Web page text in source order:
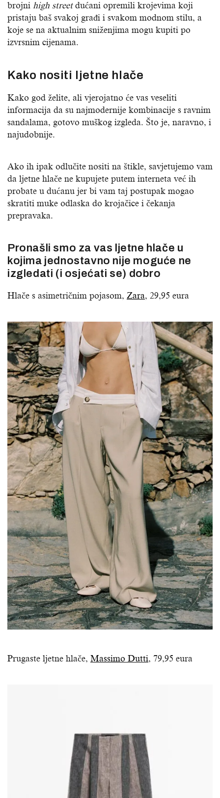
brojni high streetdućani opremili krojevima koji
pristaju baš svakoj građi i svakom modnom stilu, a
koje se na aktualnim sniženjima mogu kupiti po
izvrsnim cijenama.
Kako nositi ljetne hlače
Kako god želite, ali vjerojatno će vas veseliti
informacija da su najmodernije kombinacije s ravnim
sandalama, gotovo muškog izgleda. Što je, naravno, i
najudobnije.
Ako ih ipak odlučite nositi na štikle, savjetujemo vam
da ljetne hlače ne kupujete putem interneta već ih
probate u dućanu jer bi vam taj postupak mogao
skratiti muke odlaska do krojačice i čekanja
prepravaka.
Pronašli smo za vas ljetne hlače u
kojima jednostavno nije moguće ne
izgledati (i osjećati se) dobro
Hlače s asimetričnim pojasom, Zara, 29,95 eura
Prugaste ljetne hlače, Massimo Dutti, 79,95 eura